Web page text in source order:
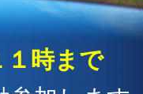
１時まで